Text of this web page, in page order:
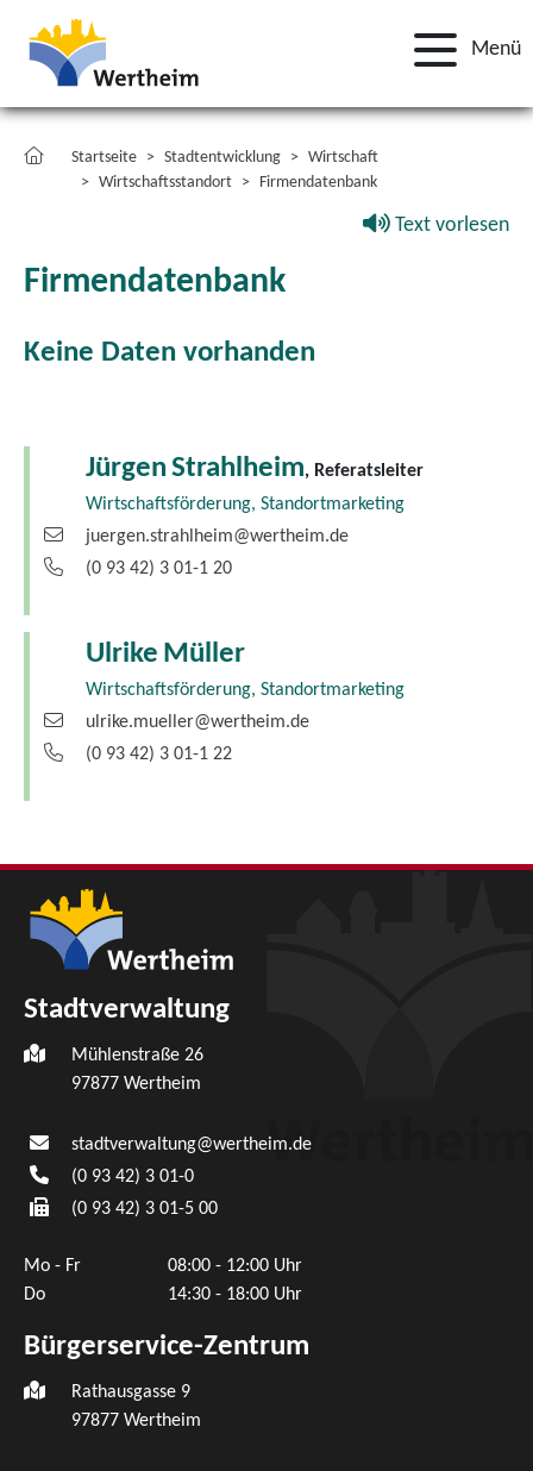
Menü
Startseite Stadtentwicklung
Wirtschaft
Wirtschaftsstandort
Firmendatenbank
Text vorlesen
Firmendatenbank
Keine Daten vorhanden
JürgenStrahlheim, Referatsleiter
Wirtschaftsförderung, Standortmarketing
juergen.strahlheim@wertheim.de
(0 93 42) 3 01-1 20
Ulrike Müller
Wirtschaftsförderung, Standortmarketing
ulrike.mueller@wertheim.de
(0 93 42) 3 01-1 22
Stadtverwaltung
Mühlenstraße 26
97877 Wertheim
stadtverwaltung@wertheim.de
(0 93 42) 3 01-0
(0 93 42) 3 01-5 00
Mo - Fr
08:00 - 12:00 Uhr
Do
14:30 - 18:00 Uhr
Bürgerservice-Zentrum
Rathausgasse 9
97877 Wertheim